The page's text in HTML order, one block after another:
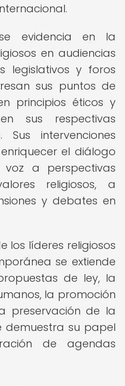
evidencia en la
en audiencias
legislativos y foros
sus puntos de
principios éticos y
sus respectivas
Sus intervenciones
el diálogo
a perspectivas
religiosos, a
y debates en
los líderes religiosos
se extiende
de ley, la
la promoción
preservación de la
demuestra su papel
de agendas